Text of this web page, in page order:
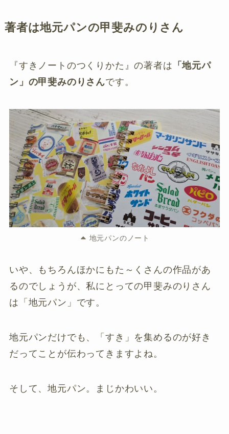
著者は地元パンの甲斐みのりさん
『すきノートのつくりかた』の著者は 「地元パ
ン」の甲斐みのりさんです。
地元パンのノート
いや、もちろんほかにもた～くさんの作品があ
るのでしょうが、私にとっての甲斐みのりさん
は「地元パン」です。
地元パンだけでも、「すき」を集めるのが好き
だってことが伝わってきますよね。
そして、地元パン。まじかわいい。